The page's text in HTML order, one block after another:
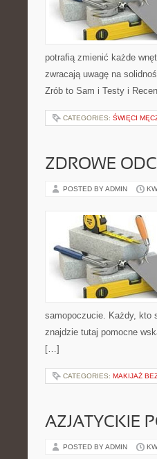
potrafią zmienić każde
zwracają uwagę na
Zrób to Sam i Testy i
CATEGORIES: ŚWIĘCI
ZDROWE
POSTED BY ADMIN
samopoczucie. Każdy, kto
znajdzie tutaj pomocne
[…]
CATEGORIES: MAKIJAŻ
AZJATYCKIE
POSTED BY ADMIN